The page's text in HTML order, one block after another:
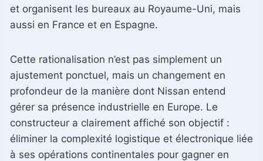
et organisent les bureaux au Royaume-Uni, mais
aussi en France et en Espagne.
Cette rationalisation n’est pas simplement un
ajustement ponctuel, mais un changement en
profondeur de la manière dont Nissan entend
gérer sa présence industrielle en Europe. Le
constructeur a clairement affiché son objectif :
éliminer la complexité logistique et électronique liée
à ses opérations continentales pour gagner en